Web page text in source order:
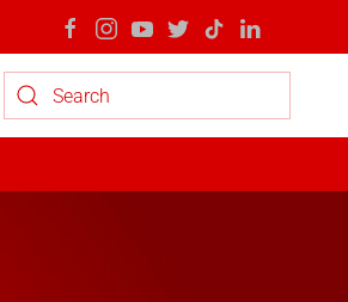
Type 2 or more characters for results.